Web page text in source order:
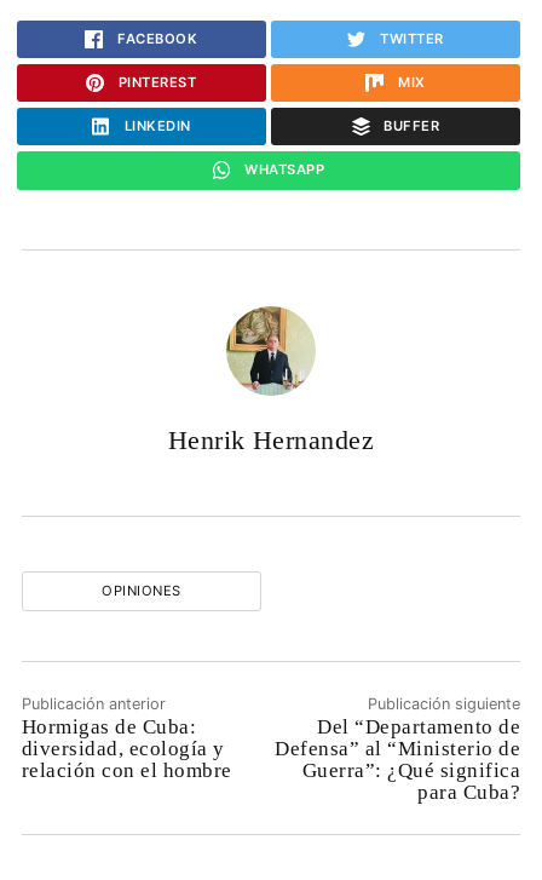
FACEBOOK TWITTER
PINTEREST MIX
LINKEDIN BUFFER
WHATSAPP
Henrik Hernandez
OPINIONES
Publicación anterior
Hormigas de Cuba:
diversidad, ecología y
relación con el hombre
Publicación siguiente
Del “Departamento de
Defensa” al “Ministerio de
Guerra”: ¿Qué significa
para Cuba?